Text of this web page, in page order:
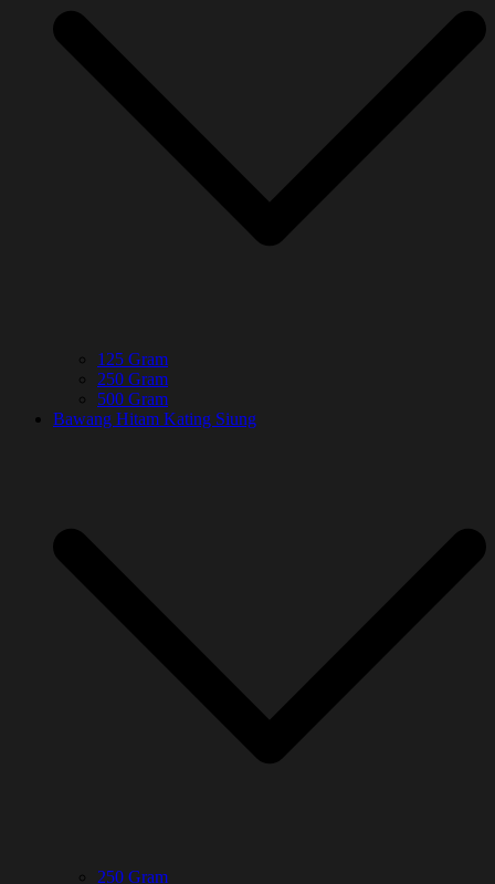
125 Gram
250 Gram
500 Gram
Bawang Hitam Kating Siung
250 Gram